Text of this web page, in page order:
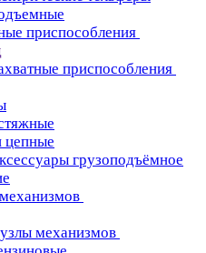
приспособления
приспособления
цепные
грузоподъёмное
механизмов